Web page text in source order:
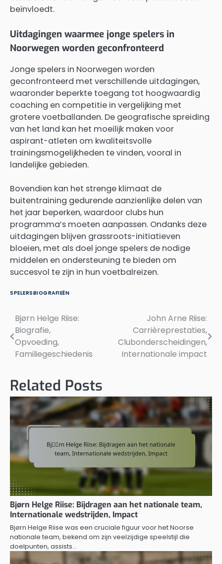
beïnvloedt.
Uitdagingen waarmee jonge spelers in
Noorwegen worden geconfronteerd
Jonge spelers in Noorwegen worden
geconfronteerd met verschillende uitdagingen,
waaronder beperkte toegang tot hoogwaardig
coaching en competitie in vergelijking met
grotere voetballanden. De geografische spreiding
van het land kan het moeilijk maken voor
aspirant-atleten om kwaliteitsvolle
trainingsmogelijkheden te vinden, vooral in
landelijke gebieden.
Bovendien kan het strenge klimaat de
buitentraining gedurende aanzienlijke delen van
het jaar beperken, waardoor clubs hun
programma’s moeten aanpassen. Ondanks deze
uitdagingen blijven grassroots-initiatieven
bloeien, met als doel jonge spelers de nodige
middelen en ondersteuning te bieden om
succesvol te zijn in hun voetbalreizen.
SPELERSBIOGRAFIEËN
Post
navigation
Bjørn Helge Riise:
Biografie,
Opvoeding,
Familiegeschiedenis
John Arne Riise:
Carrièreprestaties,
Clubonderscheidingen,
Internationale impact
Related Posts
Bjørn Helge Riise: Bijdragen aan het nationale team,
Internationale wedstrijden, Impact
Bjørn Helge Riise was een cruciale figuur voor het Noorse
nationale team, bekend om zijn veelzijdige speelstijl die
doelpunten, assists…